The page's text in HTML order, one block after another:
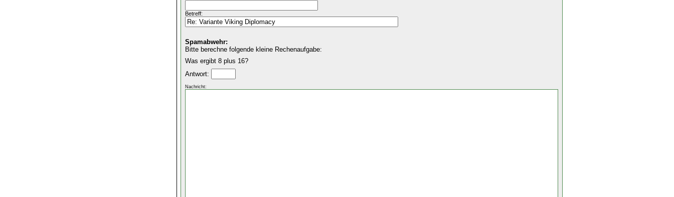
Betreff:
Spamabwehr:
Bitte berechne folgende kleine Rechenaufgabe:
Was ergibt 8 plus 16?
Antwort:
Nachricht: